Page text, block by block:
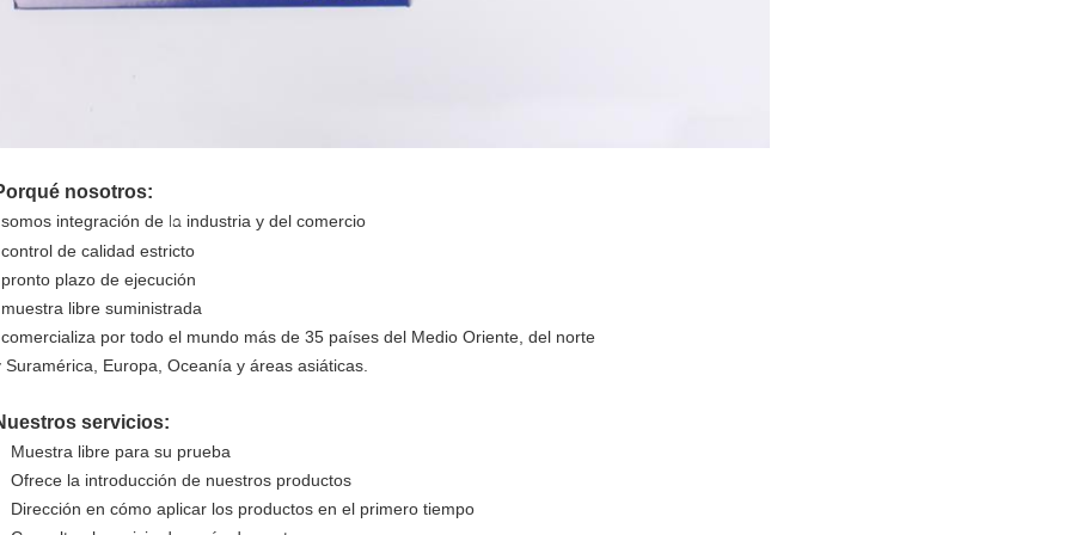
nosotros:
somos integración de la industria y del comercio
de calidad estricto
plazo de ejecución
libre suministrada
por todo el mundo más de 35 países del Medio Oriente, del norte
Suramérica, Europa, Oceanía y áreas asiáticas.
servicios:
Muestra libre para su prueba
Ofrece la introducción de nuestros productos
Dirección en cómo aplicar los productos en el primero tiempo